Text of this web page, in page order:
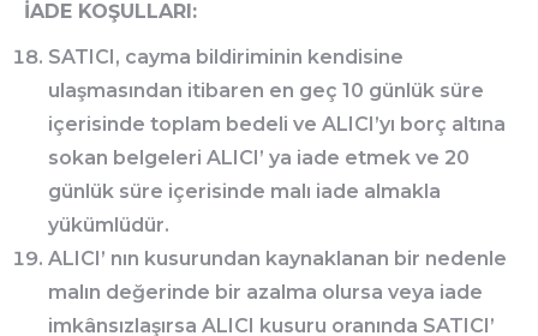
İADE KOŞULLARI:
SATICI, cayma bildiriminin kendisine
ulaşmasından itibaren en geç 10 günlük süre
içerisinde toplam bedeli ve ALICI’yı borç altına
sokan belgeleri ALICI’ ya iade etmek ve 20
günlük süre içerisinde malı iade almakla
yükümlüdür.
ALICI’ nın kusurundan kaynaklanan bir nedenle
malın değerinde bir azalma olursa veya iade
imkânsızlaşırsa ALICI kusuru oranında SATICI’